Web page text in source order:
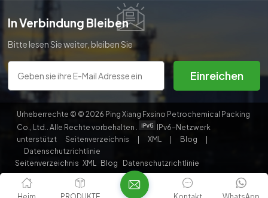
In Verbindung Bleiben
Bitte lesen Sie weiter, bleiben Sie
auf dem Laufenden, abonnieren
Sie uns und wir heißen Sie
herzlich willkommen, uns Ihre
Meinung mitzuteilen.
Einreichen
Urheberrechte © © 2026 Ping Xiang Fxsino Petrochemical Packing
Co., Ltd.. Alle Rechte vorbehalten .
IPv6-Netzwerk
unterstützt
Seitenverzeichnis XML Blog
Datenschutzrichtlinie
Seitenverzeichnis XML Blog Datenschutzrichtlinie